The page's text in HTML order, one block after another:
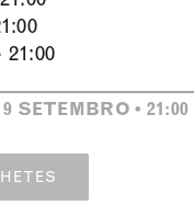
21:00
SETEMBRO • 21:00